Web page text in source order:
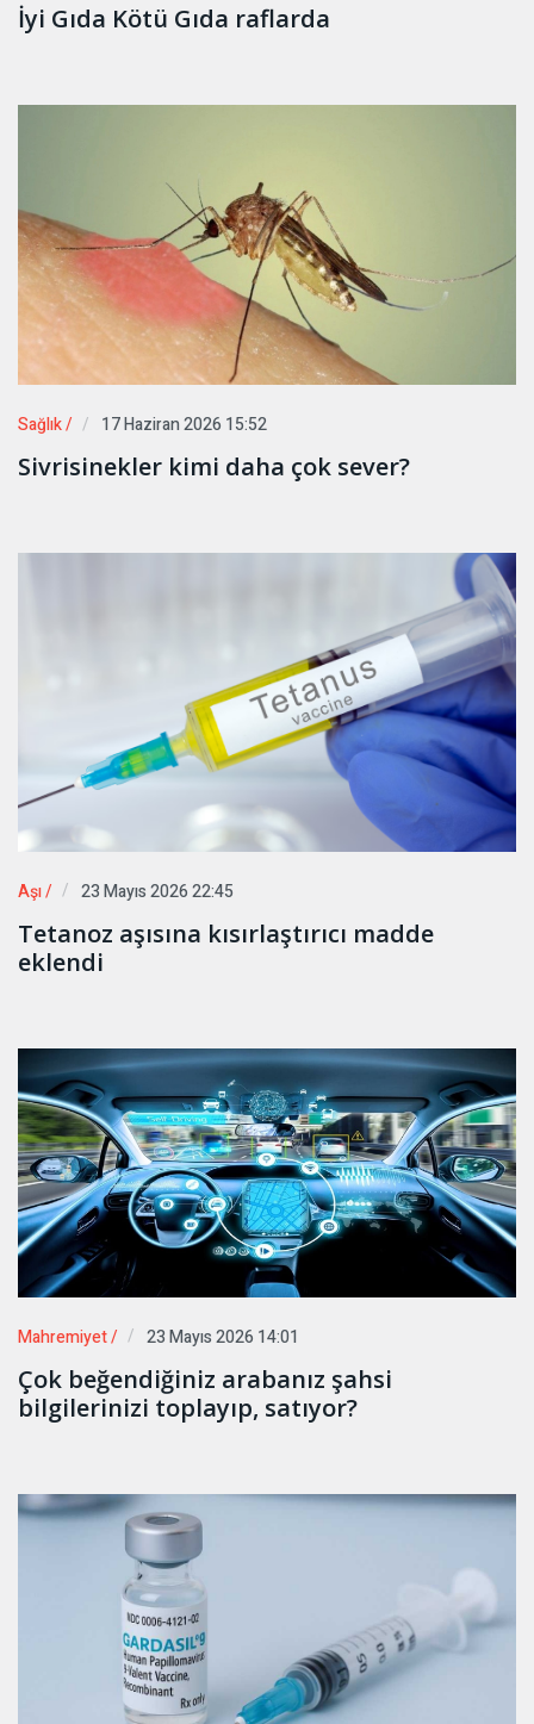
İyi Gıda Kötü Gıda raflarda
Sağlık / 17 Haziran 2026 15:52
Sivrisinekler kimi daha çok sever?
Aşı / 23 Mayıs 2026 22:45
Tetanoz aşısına kısırlaştırıcı madde
eklendi
Mahremiyet / 23 Mayıs 2026 14:01
Çok beğendiğiniz arabanız şahsi
bilgilerinizi toplayıp, satıyor?